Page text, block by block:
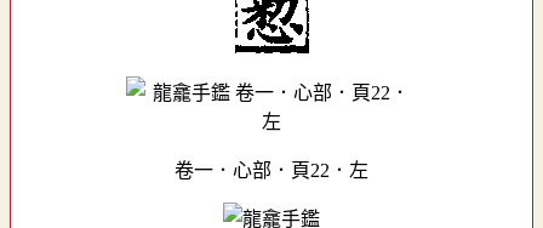
卷一．心部．頁22．左